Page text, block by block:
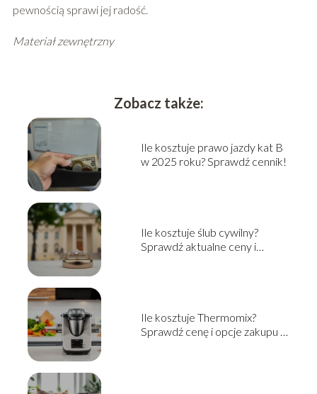
pewnością sprawi jej radość.
Materiał zewnętrzny
Zobacz także:
Ile kosztuje prawo jazdy kat B
w 2025 roku? Sprawdź cennik!
Ile kosztuje ślub cywilny?
Sprawdź aktualne ceny i
Ile kosztuje Thermomix?
Sprawdź cenę i opcje zakupu w